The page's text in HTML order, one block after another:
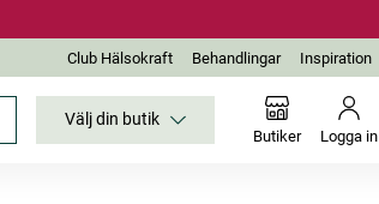
Club Hälsokraft Behandlingar Inspiration
Välj din butik
Butiker Logga in